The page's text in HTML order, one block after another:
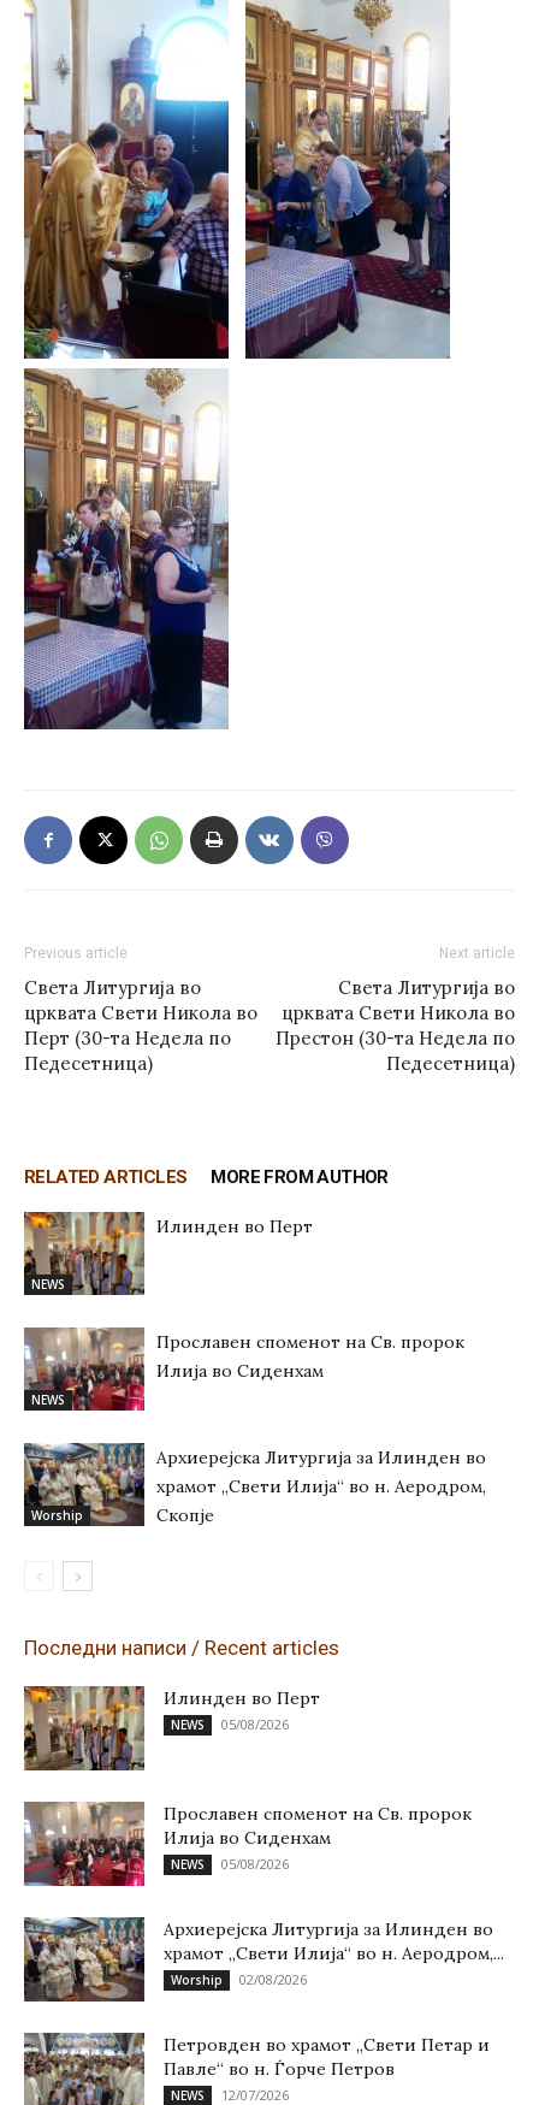
Previous article
Света Литургија во
црквата Свети Никола во
Перт (30-та Недела по
Педесетница)
Next article
Света Литургија во
црквата Свети Никола во
Престон (30-та Недела по
Педесетница)
RELATED ARTICLES MORE FROM AUTHOR
NEWS
Илинден во Перт
NEWS
Прославен споменот на Св. пророк
Илија во Сиденхам
Worship
Архиерејска Литургија за Илинден во
храмот „Свети Илија“ во н. Аеродром,
Скопје
Последни написи / Recent articles
Илинден во Перт
NEWS 05/08/2026
Прославен споменот на Св. пророк
Илија во Сиденхам
NEWS 05/08/2026
Архиерејска Литургија за Илинден во
храмот „Свети Илија“ во н. Аеродром,...
Worship 02/08/2026
Петровден во храмот „Свети Петар и
Павле“ во н. Ѓорче Петров
NEWS 12/07/2026